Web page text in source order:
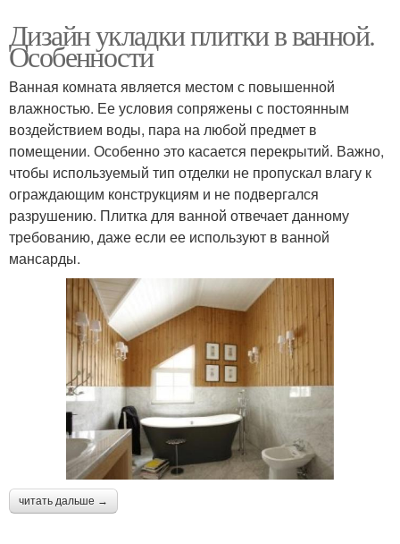
Дизайн укладки плитки в ванной.
Особенности
Ванная комната является местом с повышенной
влажностью. Ее условия сопряжены с постоянным
воздействием воды, пара на любой предмет в
помещении. Особенно это касается перекрытий. Важно,
чтобы используемый тип отделки не пропускал влагу к
ограждающим конструкциям и не подвергался
разрушению. Плитка для ванной отвечает данному
требованию, даже если ее используют в ванной
мансарды.
читать дальше →